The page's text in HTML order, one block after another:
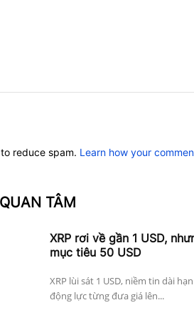
reduce spam. Learn how your
TÂM
XRP rơi về gần 1 USD,
mục tiêu 50 USD
XRP lùi sát 1 USD, niềm tin dài
động lực từng đưa giá lên...